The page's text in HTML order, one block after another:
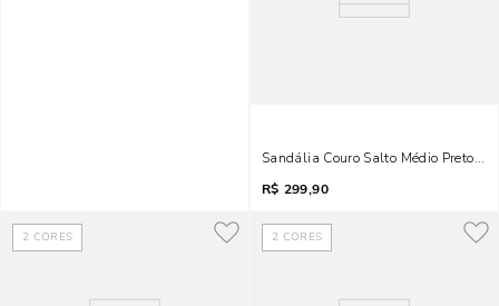
Sandália Couro Salto Médio Preto
R$ 299,90
2 CORES 2 CORES